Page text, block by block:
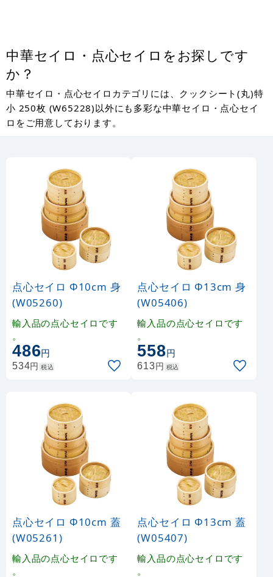
中華セイロ・点心セイロをお探しです
か？
中華セイロ・点心セイロカテゴリには、クックシート(丸)特
小 250枚 (W65228)以外にも多彩な中華セイロ・点心セイ
ロをご用意しております。
点心セイロ Φ10cm 身
(W05260)
輸入品の点心セイロです
。
486円
534円 税込
点心セイロ Φ13cm 身
(W05406)
輸入品の点心セイロです
。
558円
613円 税込
点心セイロ Φ10cm 蓋
(W05261)
輸入品の点心セイロです
。
点心セイロ Φ13cm 蓋
(W05407)
輸入品の点心セイロです
。